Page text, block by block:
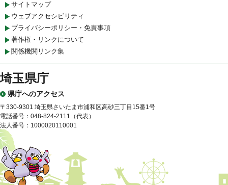
サイトマップ
ウェブアクセシビリティ
プライバシーポリシー・免責事項
著作権・リンクについて
関係機関リンク集
埼玉県庁
県庁へのアクセス
〒330-9301 埼玉県さいたま市浦和区高砂三丁目15番1号
電話番号：048-824-2111（代表）
法人番号：1000020110001